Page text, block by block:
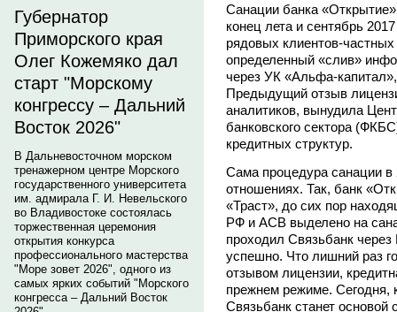
Губернатор
Приморского края
Олег Кожемяко дал
старт "Морскому
конгрессу – Дальний
Восток 2026"
В Дальневосточном морском
тренажерном центре Морского
государственного университета
им. адмирала Г. И. Невельского
во Владивостоке состоялась
торжественная церемония
открытия конкурса
профессионального мастерства
"Море зовет 2026", одного из
самых ярких событий "Морского
конгресса – Дальний Восток
Санации банка
конец лета и сентябрь
рядовых клиентов-
определенный «слив»
через УК «Альфа-
Предыдущий отзыв
аналитиков, вынудила
банковского сектора
кредитных структур.
Сама процедура санации в
отношениях. Так, банк
«Траст», до сих пор
РФ и АСВ выделено на
проходил Связьбанк
успешно. Что лишний раз
отзывом лицензии,
прежнем режиме. Сегодня,
Связьбанк станет